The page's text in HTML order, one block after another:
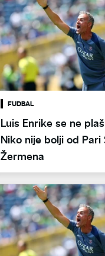
FUDBAL
Luis Enrike se ne
Niko nije bolji od Pari
Žermena